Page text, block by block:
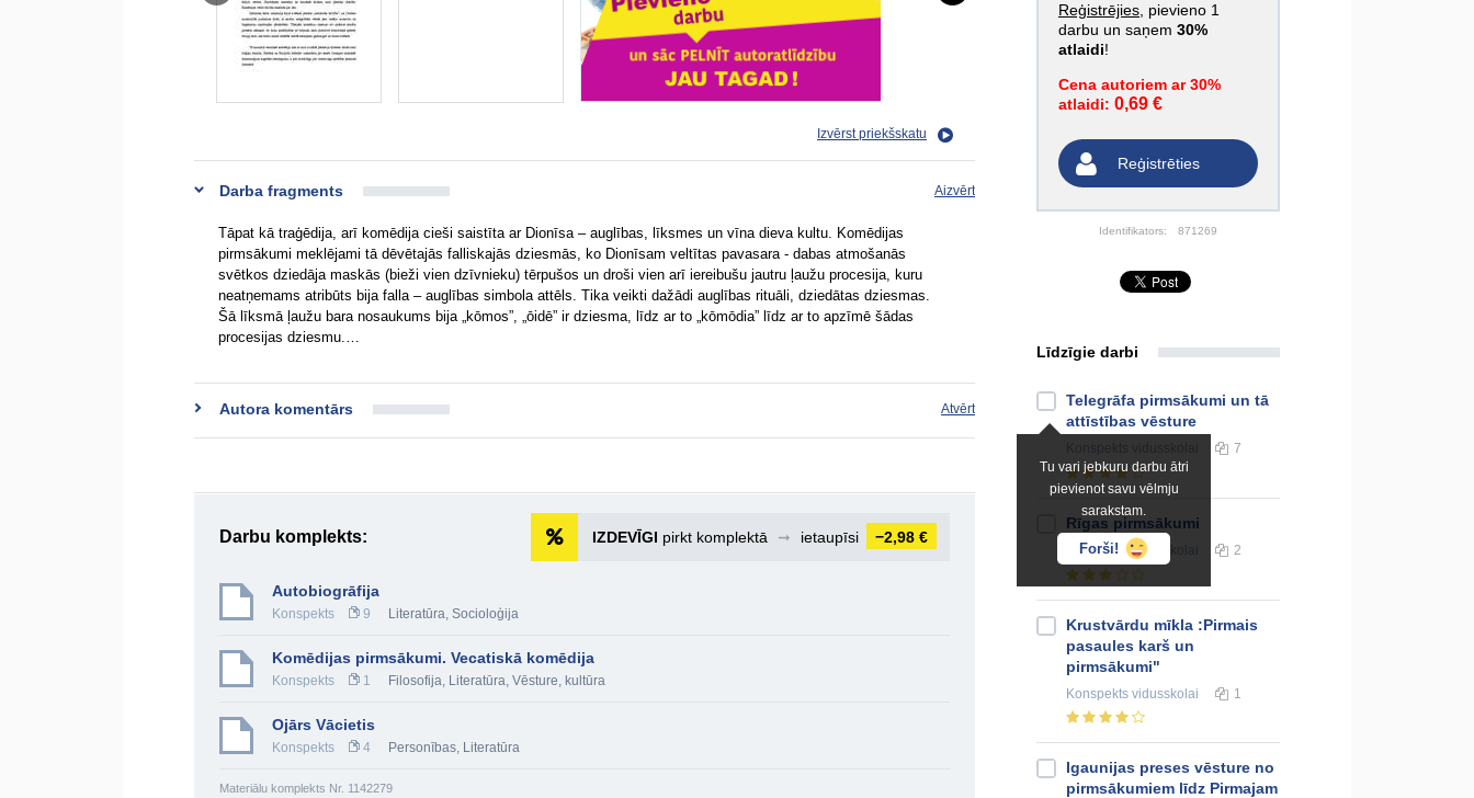
Reģistrējies , pievieno 1
darbu un saņem 30%
atlaidi!
Cena autoriem ar 30%
atlaidi: 0,69 €
Reģistrēties
Identifikators: 871269
Izvērst priekšskatu
Darba fragments Aizvērt
Tāpat kā traģēdija, arī komēdija cieši saistīta ar Dionīsa – auglības, līksmes un vīna dieva kultu. Komēdijas
pirmsākumi meklējami tā dēvētajās falliskajās dziesmās, ko Dionīsam veltītas pavasara - dabas atmošanās
svētkos dziedāja maskās (bieži vien dzīvnieku) tērpušos un droši vien arī iereibušu jautru ļaužu procesija, kuru
neatņemams atribūts bija falla – auglības simbola attēls. Tika veikti dažādi auglības rituāli, dziedātas dziesmas.
Šā līksmā ļaužu bara nosaukums bija „kōmos”, „ōidē” ir dziesma, līdz ar to „kōmōdia” līdz ar to apzīmē šādas
procesijas dziesmu.…
Autora komentārs Atvērt
Darbu komplekts: IZDEVĪGI pirkt komplektā ➞ ietaupīsi −2,98 €
Autobiogrāfija
Konspekts 9 Literatūra, Socioloģija
Komēdijas pirmsākumi. Vecatiskā komēdija
Konspekts 1 Filosofija, Literatūra, Vēsture, kultūra
Ojārs Vācietis
Konspekts 4 Personības, Literatūra
Materiālu komplekts Nr. 1142279
Līdzīgie darbi
Tu vari jebkuru darbu ātri
pievienot savu vēlmju
sarakstam.
Forši!
Telegrāfa pirmsākumi un tā
attīstības vēsture
7
Rīgas pirmsākumi
Konspektsvidusskolai 2
Krustvārdu mīkla :Pirmais
pasaules karš un
pirmsākumi"
Konspekts vidusskolai 1
Igaunijas preses vēsture no
pirmsākumiem līdz Pirmajam